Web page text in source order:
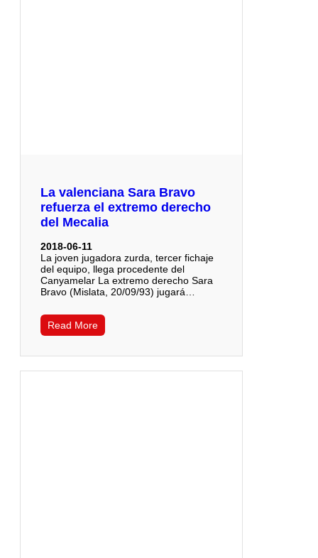
La valenciana Sara Bravo
refuerza el extremo derecho
del Mecalia
2018-06-11
La joven jugadora zurda, tercer fichaje
del equipo, llega procedente del
Canyamelar La extremo derecho Sara
Bravo (Mislata, 20/09/93) jugará…
Read More